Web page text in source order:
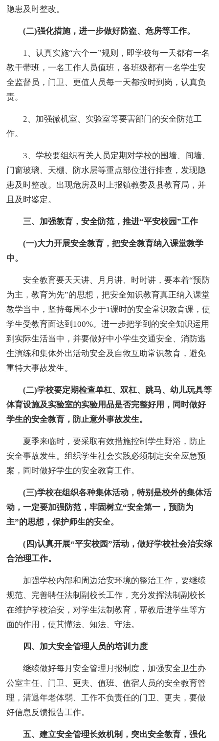
隐患及时整改。
(二)强化措施，进一步做好防盗、危房等工作。
1、认真实施“六个一”规则，即学校每一天都有一名
教干带班，一名工作人员值班，各班级都有一名学生安
全监督员，门卫、更值人员每一天都按时到岗，认真负
责。
2、加强微机室、实验室等要害部门的安全防范工
作。
3、学校要组织有关人员定期对学校的围墙、间墙、
门窗玻璃、天棚、防水层等重点部位进行排查，发现隐
患及时整改。出现危房及时上报镇教委及县教育局，并
且及时鉴定。
三、加强教育，安全防范，推进“平安校园”工作
(一)大力开展安全教育，把安全教育纳入课堂教学
中。
安全教育要天天讲、月月讲、时时讲，要本着“预防
为主，教育为先”的思想，把安全知识教育真正纳入课堂
教学当中，坚持每周不少于1课时的安全常识教育课，使
学生受教育面达到100%。进一步把学到的安全知识运用
到实际生活当中，并要做好中小学生交通安全、消防逃
生演练和集体外出活动安全及自救互助常识教育，避免
重特大事故发生。
(二)学校要定期检查单杠、双杠、跳马、幼儿玩具等
体育设施及实验室的实验用品是否完整好用，同时做好
学生的安全教育，防止意外事故发生。
夏季来临时，要采取有效措施控制学生野浴，防止
安全事故发生。组织学生社会实践必须制定安全应急预
案，同时做好学生的安全教育工作。
(三)学校在组织各种集体活动，特别是校外的集体活
动，一定要加强防范，牢固树立“安全第一，预防为
主”的思想，保护师生的安全。
(四)认真开展“平安校园”活动，做好学校社会治安综
合治理工作。
加强学校内部和周边治安环境的整治工作，要继续
规范、完善聘任法制副校长工作，充分发挥法制副校长
在维护学校治安，对学生法制教育，帮教后进学生等方
面的作用，使其懂法、知法、守法。
四、加大安全管理人员的培训力度
继续做好每月安全管理月报制度，加强安全卫生办
公室主任、门卫、更夫、值班、值宿人员的安全教育管
理，清退年老体弱、工作不负责任的门卫、更夫，要做
好信息反馈报告工作。
五、建立安全管理长效机制，突出安全教育，强化